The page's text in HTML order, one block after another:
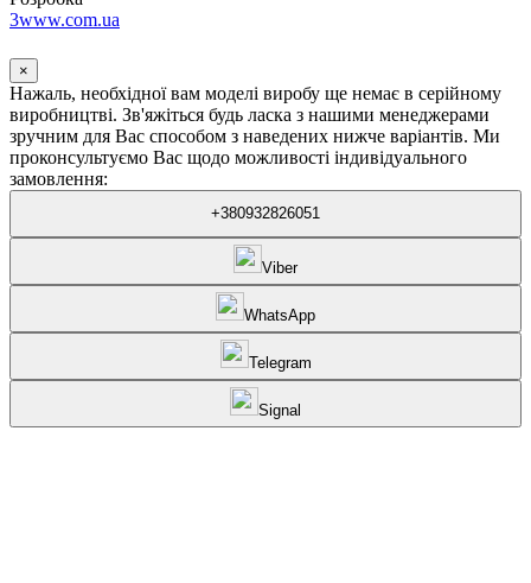
3www.com.ua
×
Нажаль, необхідної вам моделі виробу ще немає в серійному
виробництві. Зв'яжіться будь ласка з нашими менеджерами
зручним для Вас способом з наведених нижче варіантів. Ми
проконсультуємо Вас щодо можливості індивідуального
замовлення:
+380932826051
Viber
WhatsApp
Telegram
Signal